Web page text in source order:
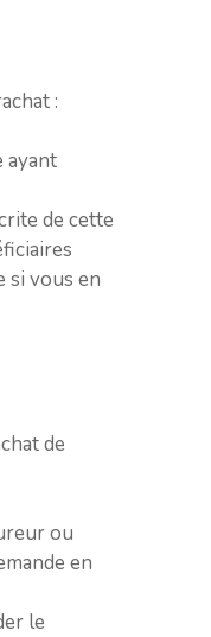
:
ayant
de cette
si vous en
de
ou
en
le